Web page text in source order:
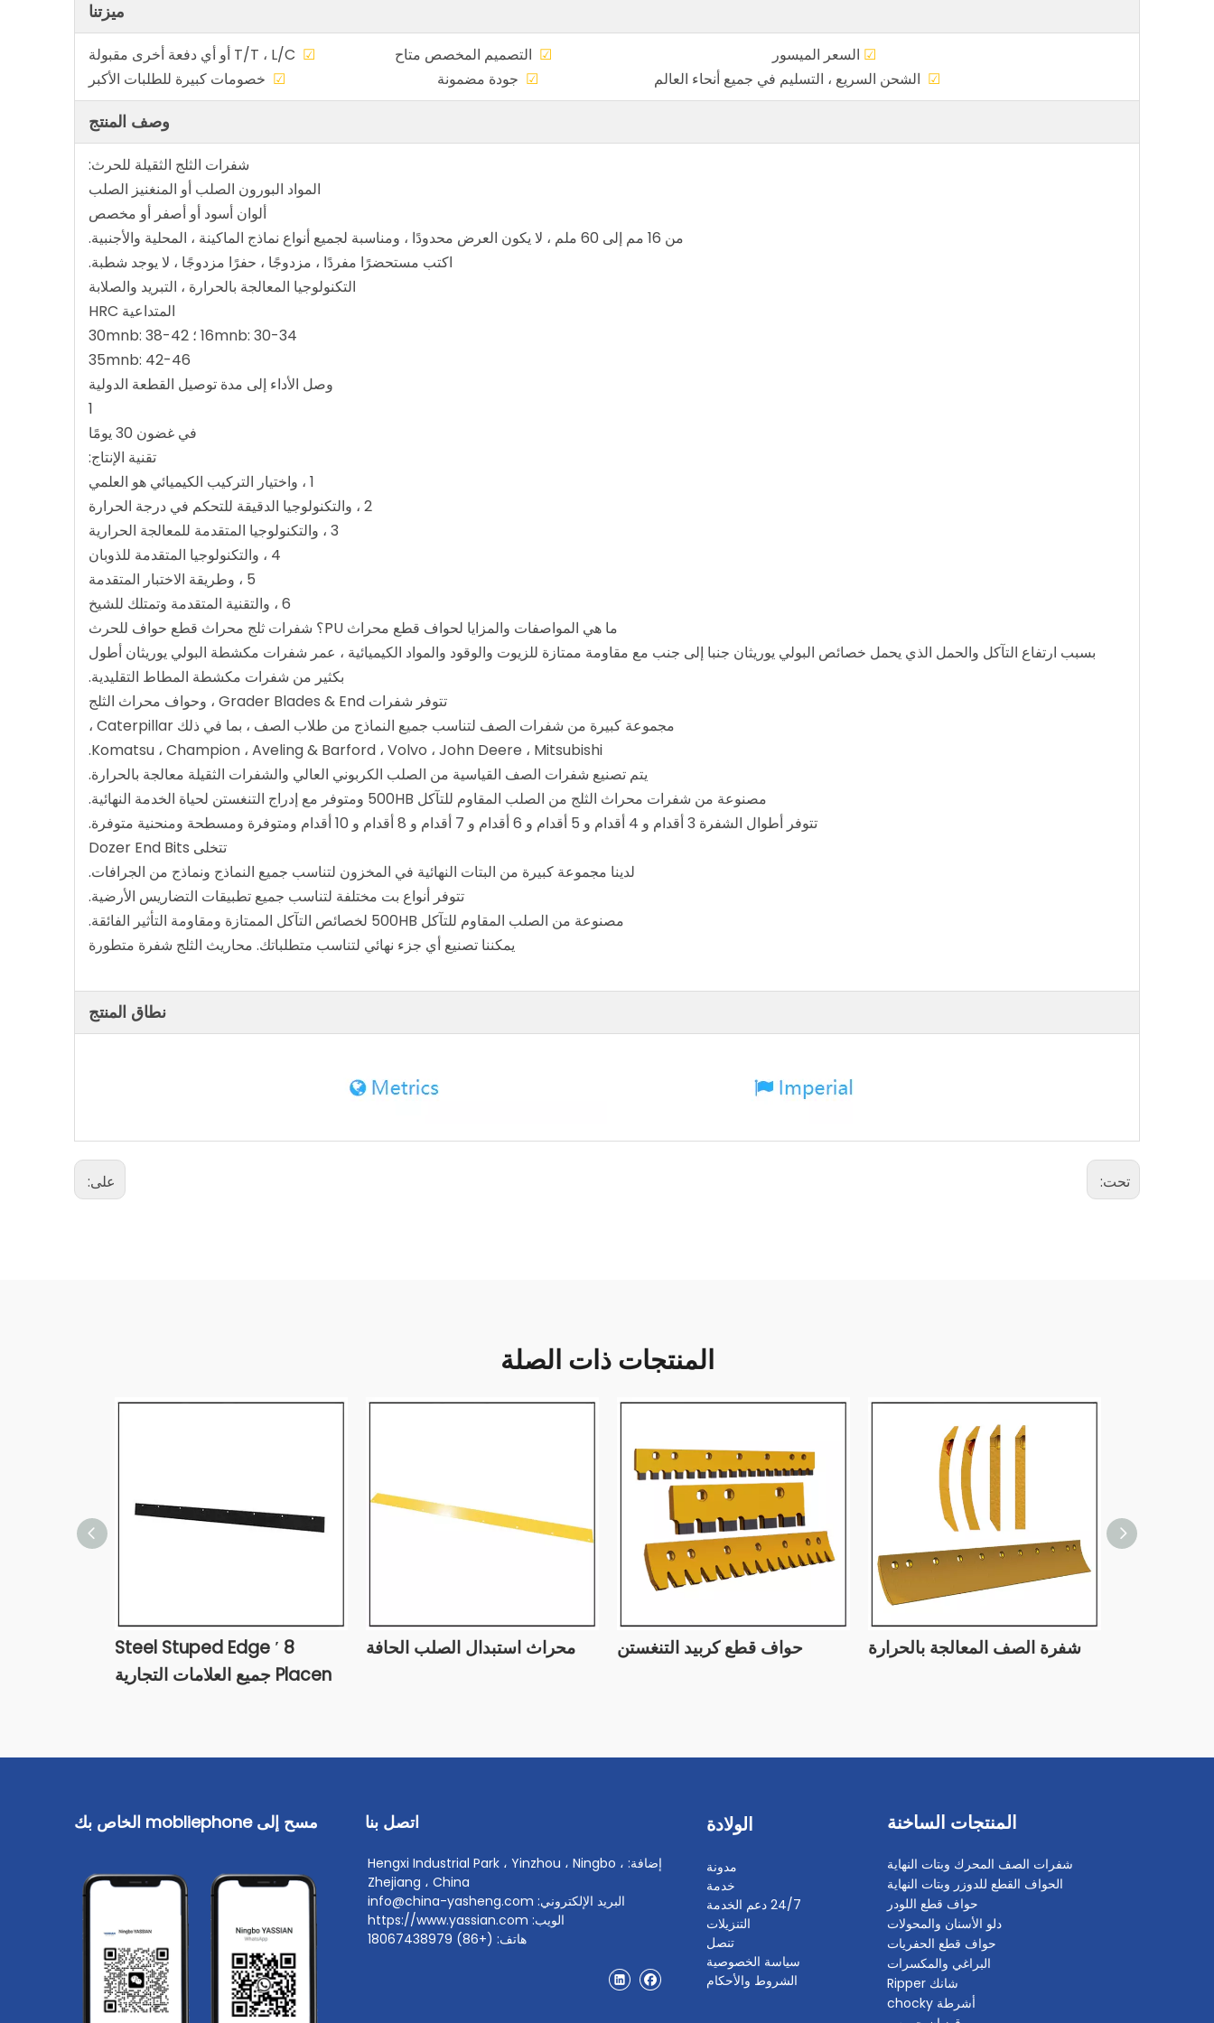
ميزتنا
☑ السعر الميسور ☑ التصميم المخصص متاح ☑ T/T ، L/C أو أي دفعة أخرى مقبولة
☑ الشحن السريع ، التسليم في جميع أنحاء العالم ☑ جودة مضمونة ☑ خصومات كبيرة للطلبات الأكبر
وصف المنتج
شفرات الثلج الثقيلة للحرث:
المواد البورون الصلب أو المنغنيز الصلب
ألوان أسود أو أصفر أو مخصص
من 16 مم إلى 60 ملم ، لا يكون العرض محدودًا ، ومناسبة لجميع أنواع نماذج الماكينة ، المحلية والأجنبية.
اكتب مستحضرًا مفردًا ، مزدوجًا ، حفرًا مزدوجًا ، لا يوجد شطبة.
التكنولوجيا المعالجة بالحرارة ، التبريد والصلابة
المتداعية HRC
16mnb: 30-34 ؛ 30mnb: 38-42
35mnb: 42-46
وصل الأداء إلى مدة توصيل القطعة الدولية
1
في غضون 30 يومًا
تقنية الإنتاج:
1 ، واختيار التركيب الكيميائي هو العلمي
2 ، والتكنولوجيا الدقيقة للتحكم في درجة الحرارة
3 ، والتكنولوجيا المتقدمة للمعالجة الحرارية
4 ، والتكنولوجيا المتقدمة للذوبان
5 ، وطريقة الاختبار المتقدمة
6 ، والتقنية المتقدمة وتمتلك للشيخ
ما هي المواصفات والمزايا لحواف قطع محراث PU؟ شفرات ثلج محراث قطع حواف للحرث
بسبب ارتفاع التآكل والحمل الذي يحمل خصائص البولي يوريثان جنبا إلى جنب مع مقاومة ممتازة للزيوت والوقود والمواد الكيميائية ، عمر شفرات مكشطة البولي يوريثان أطول
بكثير من شفرات مكشطة المطاط التقليدية.
تتوفر شفرات Grader Blades & End ، وحواف محراث الثلج
مجموعة كبيرة من شفرات الصف لتناسب جميع النماذج من طلاب الصف ، بما في ذلك Caterpillar ،
Komatsu ، Champion ، Aveling & Barford ، Volvo ، John Deere ، Mitsubishi.
يتم تصنيع شفرات الصف القياسية من الصلب الكربوني العالي والشفرات الثقيلة معالجة بالحرارة.
مصنوعة من شفرات محراث الثلج من الصلب المقاوم للتآكل 500HB ومتوفر مع إدراج التنغستن لحياة الخدمة النهائية.
تتوفر أطوال الشفرة 3 أقدام و 4 أقدام و 5 أقدام و 6 أقدام و 7 أقدام و 8 أقدام و 10 أقدام ومتوفرة ومسطحة ومنحنية متوفرة.
تتخلى Dozer End Bits
لدينا مجموعة كبيرة من البتات النهائية في المخزون لتناسب جميع النماذج ونماذج من الجرافات.
تتوفر أنواع بت مختلفة لتناسب جميع تطبيقات التضاريس الأرضية.
مصنوعة من الصلب المقاوم للتآكل 500HB لخصائص التآكل الممتازة ومقاومة التأثير الفائقة.
يمكننا تصنيع أي جزء نهائي لتناسب متطلباتك. محاريث الثلج شفرة متطورة
نطاق المنتج
على: تحت:
المنتجات ذات الصلة
8 ′ Steel Stuped Edge
Placen جميع العلامات التجارية
محراث استبدال الصلب الحافة حواف قطع كربيد التنغستن شفرة الصف المعالجة بالحرارة
المنتجات الساخنة
شفرات الصف المحرك وبتات النهاية
الحواف القطع للدوزر وبتات النهاية
حواف قطع اللودر
دلو الأسنان والمحولات
حواف قطع الحفريات
البراغي والمكسرات
شانك Ripper
أشرطة chocky
الولادة
مدونة
خدمة
24/7 دعم الخدمة
التنزيلات
تنصل
سياسة الخصوصية
الشروط والأحكام
اتصل بنا
إضافة: Hengxi Industrial Park ، Yinzhou ، Ningbo ،
Zhejiang ، China
البريد الإلكتروني: info@china-yasheng.com
الويب: https://www.yassian.com
هاتف: (+86) 18067438979
مسح إلى mobliephone الخاص بك